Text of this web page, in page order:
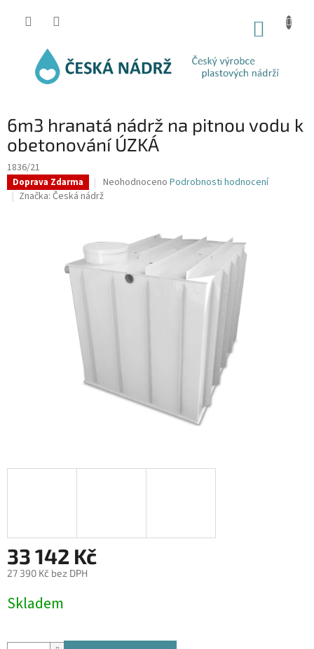
6m3 hranatá nádrž na pitnou vodu k
obetonování ÚZKÁ
1836/21
Doprava Zdarma
Průměrné
hodnocení
5
hvězdiček.
Neohodnoceno Podrobnosti hodnocení
Značka: Česká nádrž
33 142 Kč
27 390 Kč bez DPH
cena:
Skladem